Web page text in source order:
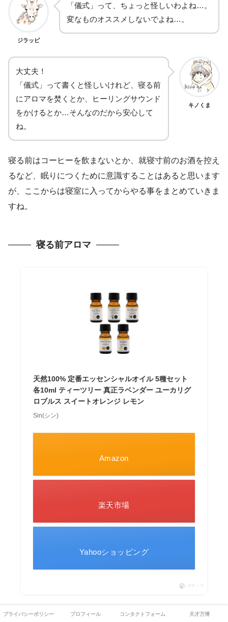
ジラッピ
「儀式」って、ちょっと怪しいわよね…。
変なものオススメしないでよね…。
大丈夫！
「儀式」って書くと怪しいけれど、寝る前
にアロマを焚くとか、ヒーリングサウンド
をかけるとか…そんなのだから安心して
ね。
キノくま
寝る前はコーヒーを飲まないとか、就寝寸前のお酒を控え
るなど、眠りにつくために意識することはあると思います
が、ここからは寝室に入ってからやる事をまとめていきま
すね。
寝る前アロマ
天然100% 定番エッセンシャルオイル 5種セット
各10ml ティーツリー 真正ラベンダー ユーカリグ
ロブルス スイートオレンジ レモン
Sin(シン)
Amazon
楽天市場
Yahooショッピング
ポチップ
眠る前にアロマを焚くのは「リラックス効果」が高く、す
プライバシーポリシー プロフィール コンタクトフォーム 天才万博